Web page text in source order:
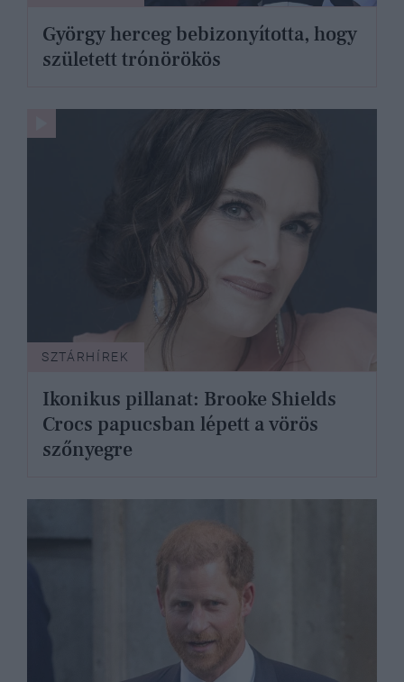
György herceg bebizonyította, hogy
született trónörökös
SZTÁRHÍREK
Ikonikus pillanat: Brooke Shields
Crocs papucsban lépett a vörös
szőnyegre